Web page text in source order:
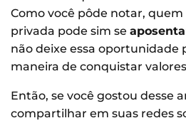
Como você pôde notar,
privada pode sim se
não deixe essa oportunidade
maneira de conquistar
Então, se você gostou desse
compartilhar em suas redes